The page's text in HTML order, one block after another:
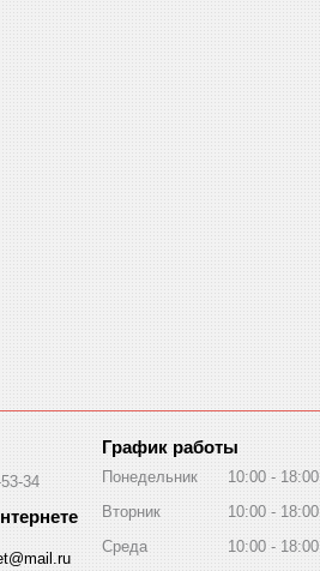
34
График работы
Понедельник 10:00
18:00
Вторник
10:00
18:00
Среда
10:00 18:00